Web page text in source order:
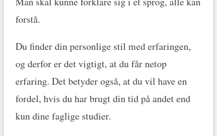
forstå.
Du finder din personlige stil med erfaringen,
og derfor er det vigtigt, at du får netop
erfaring. Det betyder også, at du vil have en
fordel, hvis du har brugt din tid på andet end
kun dine faglige studier.